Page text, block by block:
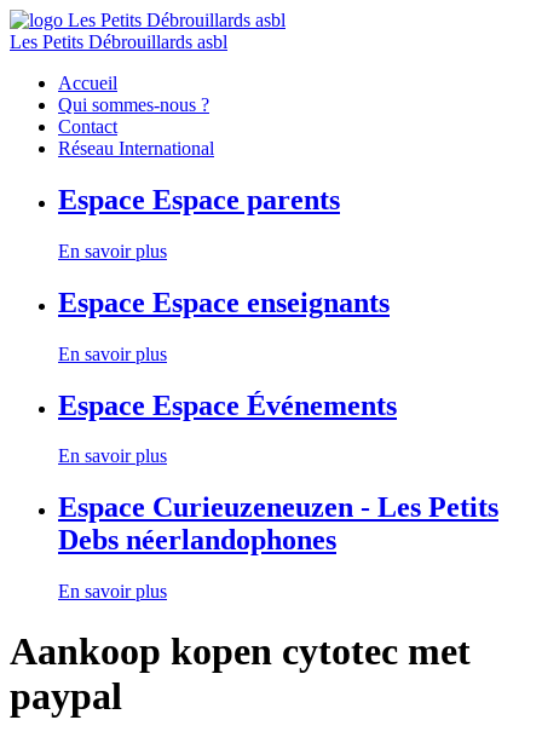
Les Petits Débrouillards asbl
Accueil
Qui sommes-nous ?
Contact
Réseau International
Espace Espace parents
En savoir plus
Espace Espace enseignants
En savoir plus
Espace Espace Événements
En savoir plus
Espace Curieuzeneuzen - Les Petits
Debs néerlandophones
En savoir plus
Aankoop kopen cytotec met
paypal